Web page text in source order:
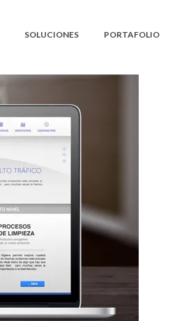
SOLUCIONES PORTAFOLIO